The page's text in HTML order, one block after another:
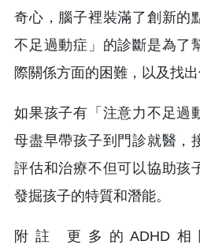
奇心，腦子裡裝滿了創新的
不足過動症」的診斷是為了
際關係方面的困難，以及找出
如果孩子有「注意力不足過
母盡早帶孩子到門診就醫，
評估和治療不但可以協助孩
發掘孩子的特質和潛能。
附註 更多的ADHD